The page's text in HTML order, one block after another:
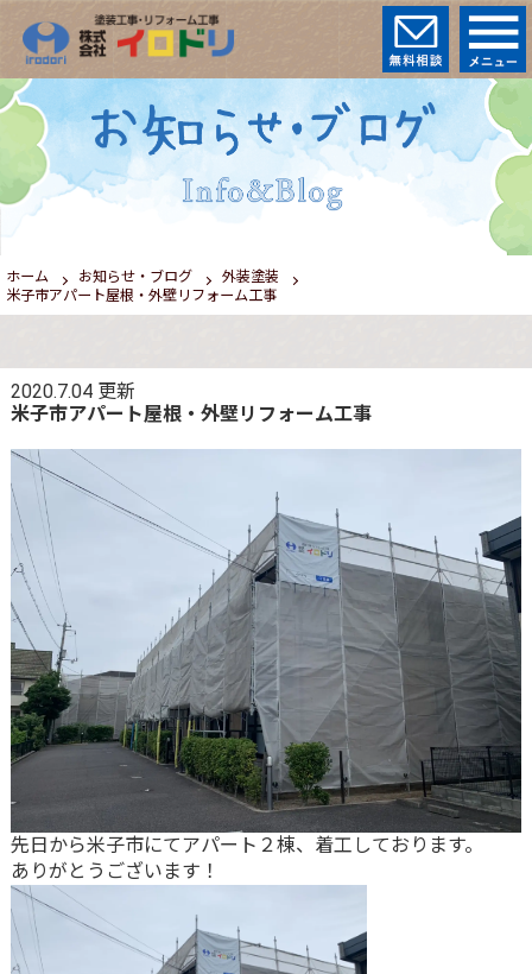
ホーム お知らせ・ブログ
外装塗装
米子市アパート屋根・外壁リフォーム工事
2020.7.04更新
米子市アパート屋根・外壁リフォーム工事
先日から米子市にてアパート２棟、着工しております。
ありがとうございます！